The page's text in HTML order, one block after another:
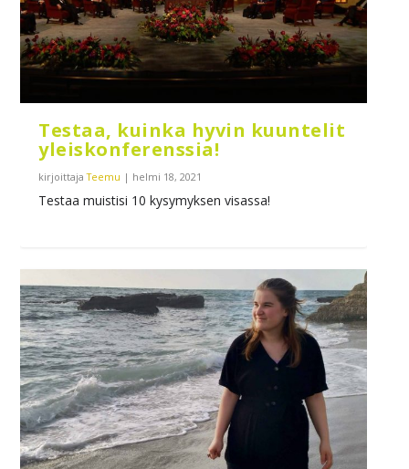
Testaa, kuinka hyvin kuuntelit
yleiskonferenssia!
kirjoittajaTeemu | helmi 18, 2021
Testaa muistisi 10 kysymyksen visassa!